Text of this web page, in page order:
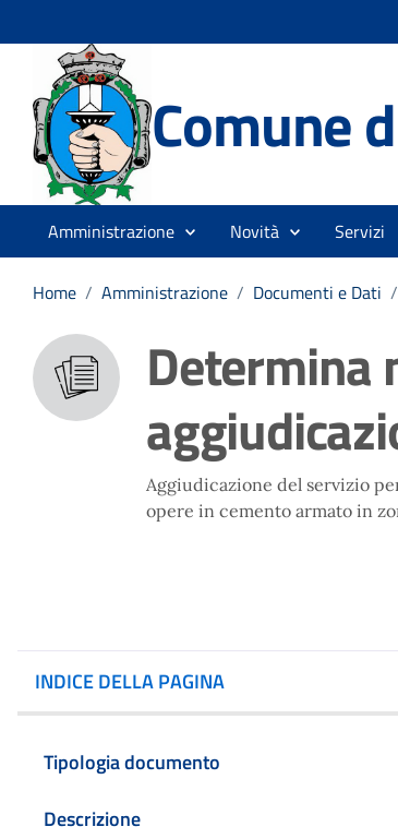
Comune
Amministrazione Novità Servizi
Home / Amministrazione / Documenti e Dati /
Determina
Aggiudicazione del servizio
opere in cemento armato in
INDICE DELLA PAGINA
Tipologia documento
Descrizione